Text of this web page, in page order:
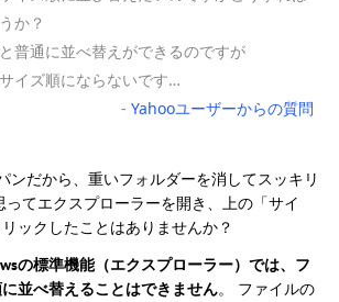
か？
普通に並べ替えができるのですが
イズ順にならないです…
- Yahooユーザーからの質問
ンだから、重いフォルダーを消してスッキリ
ってエクスプローラーを開き、上の「サイ
ックしたことはありませんか？
の標準機能（エクスプローラー）では、フ
並べ替えることはできません。 ファイルの